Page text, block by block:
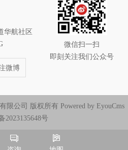
 
华航社区
微博
微信扫一扫
即刻关注我们公众号
限公司 版权所有 Powered by EyouCms
2023135648号